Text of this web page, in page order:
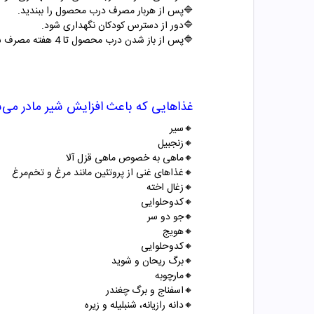
🔷پس از هربار مصرف درب محصول را ببندید.
🔷دور از دسترس کودکان نگهداری شود.
🔷پس از باز شدن درب محصول تا 4 هفته مصرف شود.
غذاهایی که باعث افزایش شیر مادر
🔸سیر
🔸زنجبیل
🔸ماهی به خصوص ماهی قزل آلا
🔸غذاهای غنی از پروتئین مانند مرغ و تخم‌مرغ
🔸زغال اخته
🔸کدوحلوایی
🔸جو دو سر
🔸هویج
🔸کدوحلوایی
🔸برگ ریحان و شوید
🔸مارچوبه
🔸اسفناج و برگ چغندر
🔸دانه رازیانه، شنبلیله و زیره